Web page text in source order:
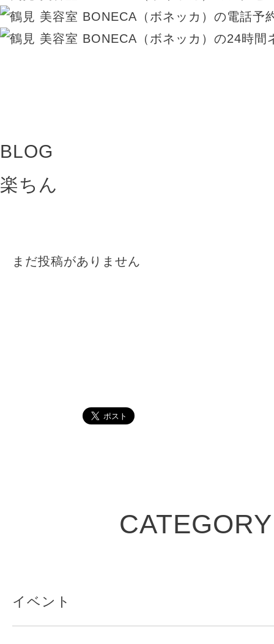
BLOG
楽ちん
まだ投稿がありません
CATEGORY
イベント